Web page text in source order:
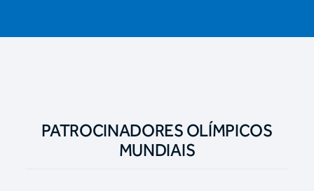
PATROCINADORES OLÍMPICOS
MUNDIAIS